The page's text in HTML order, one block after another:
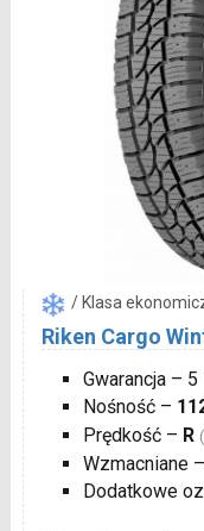
/ Klasa
Riken Cargo
Gwarancja – 5
Nośność –
Prędkość – R
Wzmacniane
Dodatkowe